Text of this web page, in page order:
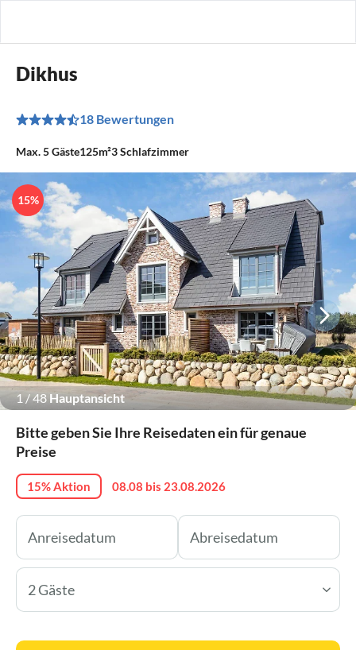
Dikhus
18 Bewertungen
Max.5Gäste125m²3Schlafzimmer
1 /48Hauptansicht
15%
Bitte geben Sie Ihre Reisedaten ein für genaue
Preise
15% Aktion 08.08 bis 23.08.2026
2 Gäste